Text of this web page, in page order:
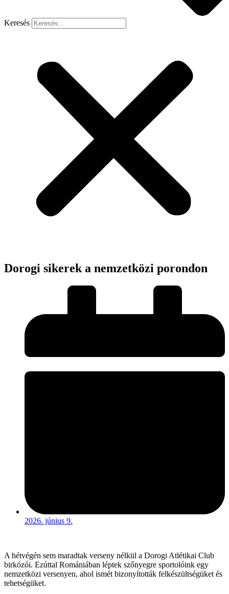
Keresés
Dorogi sikerek a nemzetközi porondon
2026. június 9.
A hétvégén sem maradtak verseny nélkül a Dorogi Atlétikai Club
birkózói. Ezúttal Romániában léptek szőnyegre sportolóink egy
nemzetközi versenyen, ahol ismét bizonyították felkészültségüket és
tehetségüket.